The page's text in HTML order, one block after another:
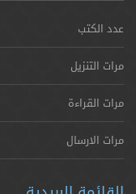
عدد الكتب
مرات التنزيل
مرات القراءة
مرات الارسال